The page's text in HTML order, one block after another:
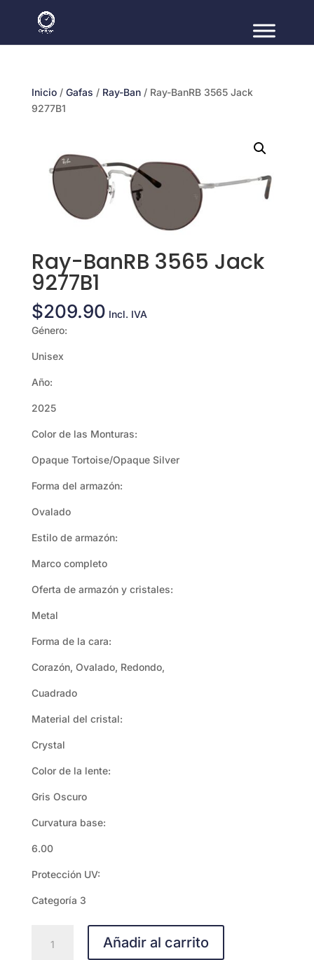
Inicio/ Gafas / Ray-Ban/ Ray-BanRB 3565 Jack
9277B1
Ray-BanRB 3565 Jack
9277B1
$209.90 Incl. IVA
Género:
Unisex
Año:
2025
Color de las Monturas:
Opaque Tortoise/Opaque Silver
Forma del armazón:
Ovalado
Estilo de armazón:
Marco completo
Oferta de armazón y cristales:
Metal
Forma de la cara:
Corazón, Ovalado, Redondo,
Cuadrado
Material del cristal:
Crystal
Color de la lente:
Gris Oscuro
Curvatura base:
6.00
Protección UV:
Categoría 3
BanRB
Añadir al carrito